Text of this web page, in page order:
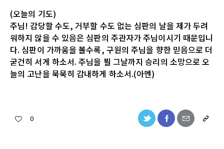
(오늘의 기도)
주님! 감당할 수도, 거부할 수도 없는 심판의 날을 제가 두려
워하지 않을 수 있음은 심판의 주관자가 주님이시기 때문입니
다. 심판이 가까움을 볼수록, 구원의 주님을 향한 믿음으로 더
굳건히 서게 하소서. 주님을 뵐 그날까지 승리의 소망으로 오
늘의 고난을 묵묵히 감내하게 하소서.(아멘)
0